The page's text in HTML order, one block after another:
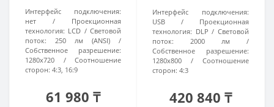
Интерфейс подключения:
нет
Проекционная
технология: LCD
Световой
поток:
250 лм (ANSI)
Собственное разрешение:
1280x720
Соотношение
сторон: 4:3, 16:9
61 980 ₸
Интерфейс подключения:
USB
Проекционная
технология: DLP
Световой
поток:
2000 лм
Собственное разрешение:
1280x800
Соотношение
сторон: 4:3
420 840 ₸